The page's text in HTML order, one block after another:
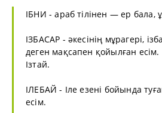
ІБНИ - араб тілінен — ер бала,
ІЗБАСАР - әкесінің мұрагері,
деген мақсапен қойылған
Ізтай.
ІЛЕБАЙ - Іле езені бойында
есім.